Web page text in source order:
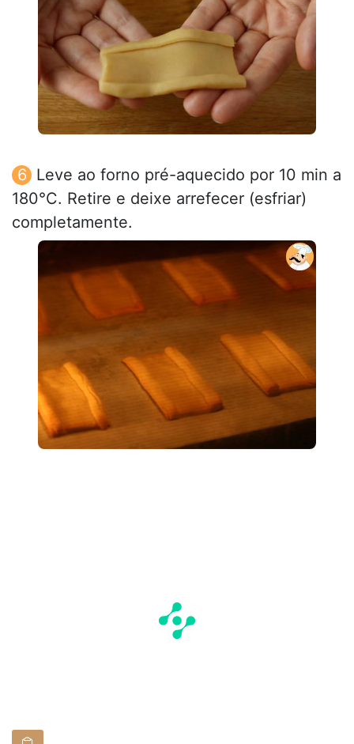
Leve ao forno pré-aquecido por 10 min a
180°C. Retire e deixe arrefecer (esfriar)
completamente.